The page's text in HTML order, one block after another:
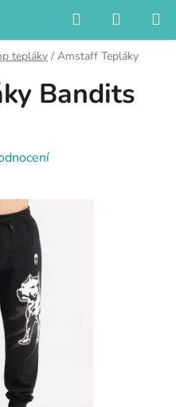
Hledat
KOŠÍK
tepláky / Amstaff Tepláky
Bandits